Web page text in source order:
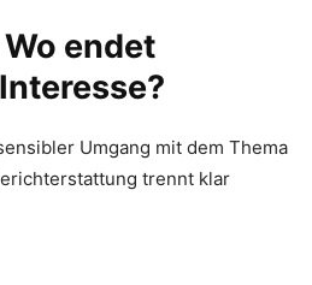
endet
Umgang mit dem Thema
trennt klar